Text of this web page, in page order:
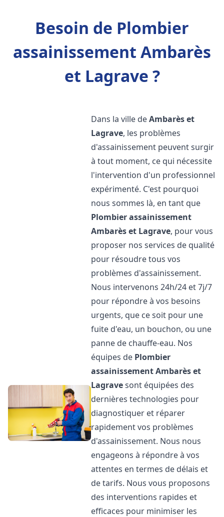
Besoin de Plombier
assainissement Ambarès
et Lagrave ?
Dans la ville deAmbarès et
Lagrave, les problèmes
d'assainissement peuvent surgir
à tout moment, ce qui nécessite
l'intervention d'un professionnel
expérimenté. C'est pourquoi
nous sommes là, en tant que
Plombier assainissement
Ambarès et Lagrave, pour vous
proposer nos services de qualité
pour résoudre tous vos
problèmes d'assainissement.
Nous intervenons 24h/24 et 7j/7
pour répondre à vos besoins
urgents, que ce soit pour une
fuite d'eau, un bouchon, ou une
panne de chauffe-eau. Nos
équipes de Plombier
assainissementAmbarès et
Lagravesont équipées des
dernières technologies pour
diagnostiquer et réparer
rapidement vos problèmes
d'assainissement. Nous nous
engageons à répondre à vos
attentes en termes de délais et
de tarifs. Nous vous proposons
des interventions rapides et
efficaces pour minimiser les